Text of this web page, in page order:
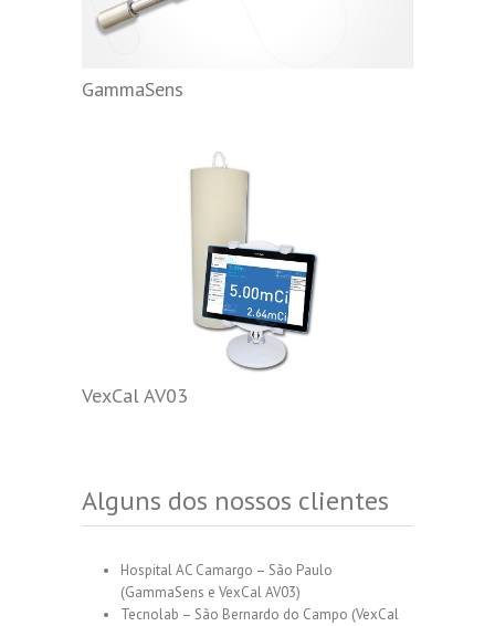
GammaSens
VexCal AV03
Alguns dos nossos clientes
Hospital AC Camargo – São Paulo
(GammaSens e VexCal AV03)
Tecnolab – São Bernardo do Campo (VexCal